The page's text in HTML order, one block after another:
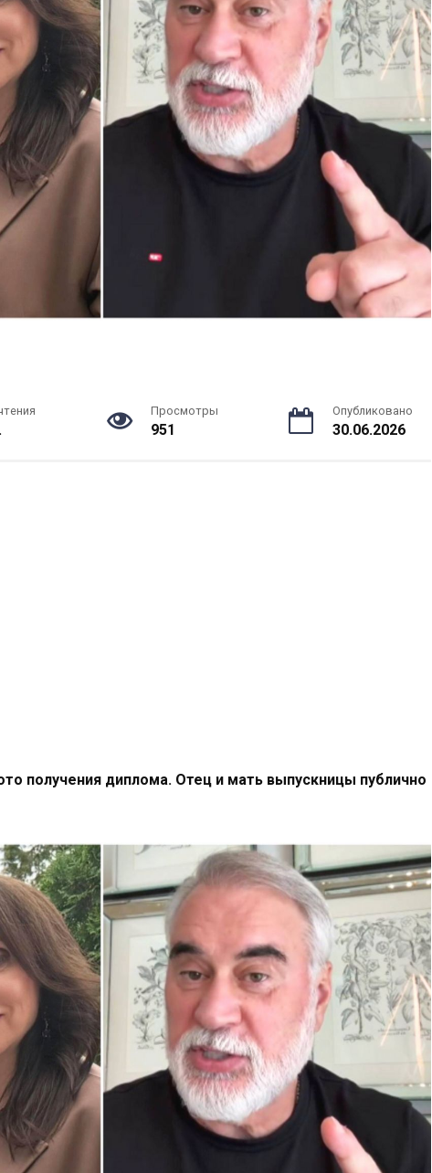
Просмотры
951
Опубликовано
30.06.2026
получения диплома. Отец и мать выпускницы публично